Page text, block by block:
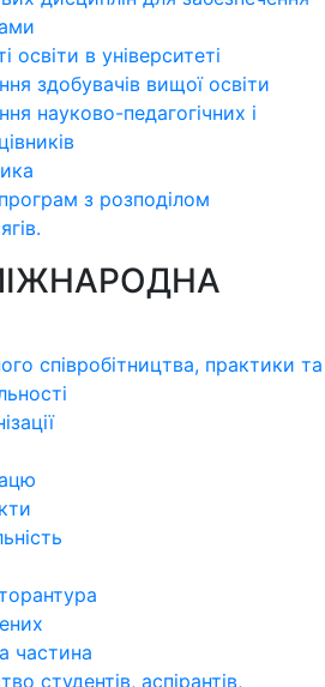
освіти в університеті
здобувачів вищої освіти
науково-педагогічних і
з розподілoм
співробітництва, практики та
частина
студентів, аспірантів,